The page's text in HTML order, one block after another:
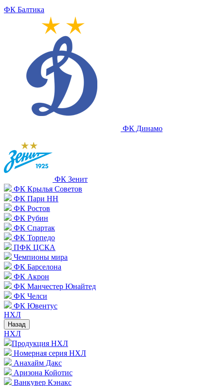
ФК Балтика
ФК Динамо
ФК Зенит
ФК Крылья Советов
ФК Пари НН
ФК Ростов
ФК Рубин
ФК Спартак
ФК Торпедо
ПФК ЦСКА
Чемпионы мира
ФК Барселона
ФК Акрон
ФК Манчестер Юнайтед
ФК Челси
ФК Ювентус
НХЛ
Назад
НХЛ
Продукция НХЛ
Номерная серия НХЛ
Анахайм Дакс
Аризона Койотис
Ванкувер Кэнакс